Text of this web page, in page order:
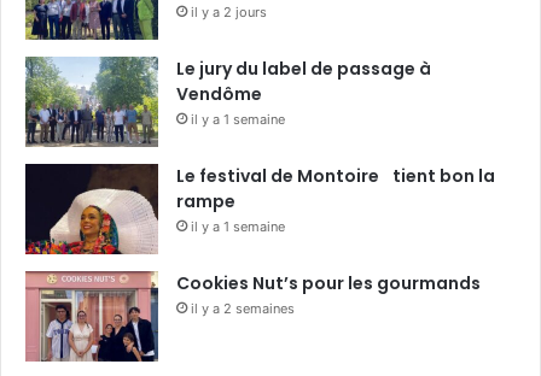
il y a 2 jours
Le jury du label de passage à
Vendôme
il y a 1 semaine
Le festival de Montoire tient bon la
rampe
il y a 1 semaine
Cookies Nut’s pour les gourmands
il y a 2 semaines